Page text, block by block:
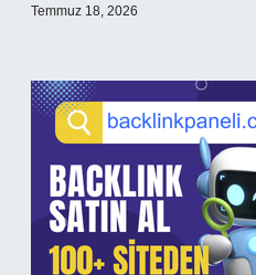
Temmuz 18, 2026